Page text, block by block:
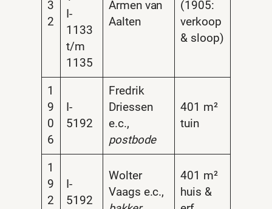
3
2
I-
1133
t/m
1135
Armen van
Aalten
(1905:
verkoop
& sloop)
1
9
0
6
I-
5192
Fredrik
Driessen
e.c.,
postbode
401 m²
tuin
1
9
2
I-
5192
Wolter
Vaags e.c.,
401 m²
huis &